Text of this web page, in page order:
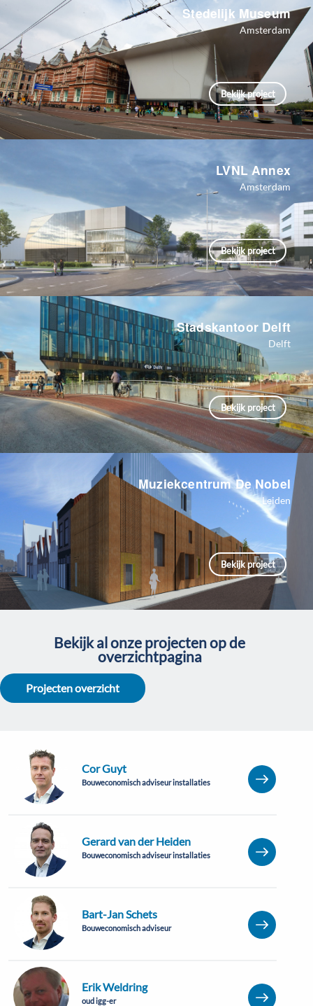
Bekijk project
Stedelijk Museum
Amsterdam
Bekijk project
LVNL Annex
Amsterdam
Bekijk project
Stadskantoor Delft
Delft
Bekijk project
Muziekcentrum De Nobel
Leiden
Bekijk al onze projecten op de
overzichtpagina
Projecten overzicht
Cor Guyt
Bouweconomisch adviseur installaties
Gerard van der Heiden
Bouweconomisch adviseur installaties
Bart-Jan Schets
Bouweconomisch adviseur
Erik Weldring
oud igg-er